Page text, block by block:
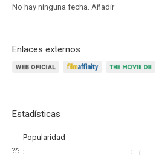
No hay ninguna fecha. Añadir
Enlaces externos
Estadísticas
Popularidad
???